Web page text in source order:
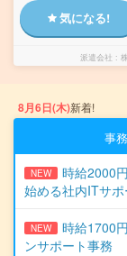
気になる!
派遣会社
8月6日(木)新着!
事
NEW
時給2000
始める社内ITサポ
NEW
時給1700
ンサポート事務